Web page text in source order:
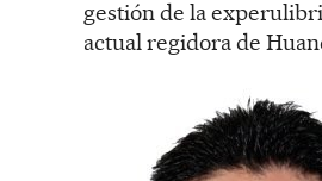
gestión de la
actual regidora de